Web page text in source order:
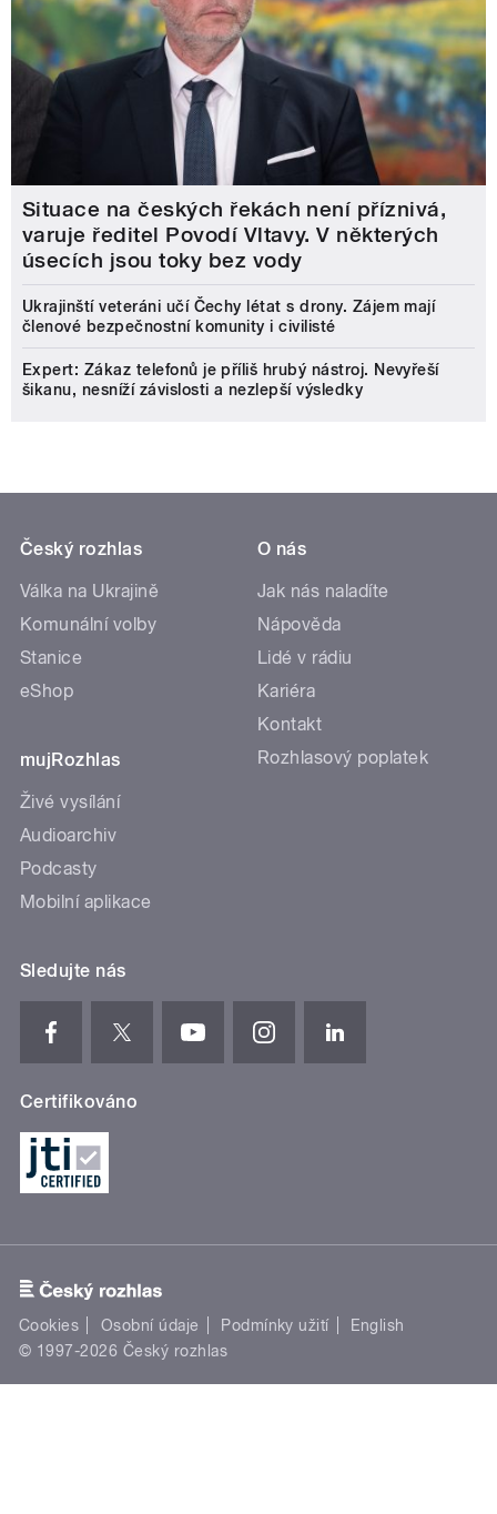
Situace na českých řekách není příznivá,
varuje ředitel Povodí Vltavy. V některých
úsecích jsou toky bez vody
Ukrajinští veteráni učí Čechy létat s drony. Zájem mají
členové bezpečnostní komunity i civilisté
Expert: Zákaz telefonů je příliš hrubý nástroj. Nevyřeší
šikanu, nesníží závislosti a nezlepší výsledky
Český rozhlas
Válka na Ukrajině
Komunální volby
Stanice
eShop
mujRozhlas
Živé vysílání
Audioarchiv
Podcasty
Mobilní aplikace
O nás
Jak nás naladíte
Nápověda
Lidé v rádiu
Kariéra
Kontakt
Rozhlasový poplatek
Sledujte nás
Certifikováno
Cookies Osobní údaje Podmínky užití
English
© 1997-2026 Český rozhlas